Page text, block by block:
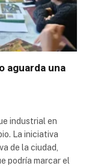
aguarda una
industrial en
La iniciativa
de la ciudad,
podría marcar el